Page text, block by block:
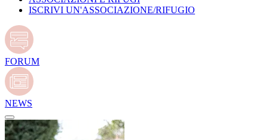
ISCRIVI UN'ASSOCIAZIONE/RIFUGIO
FORUM
NEWS